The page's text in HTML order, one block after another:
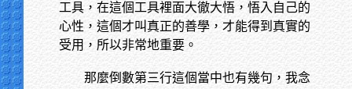
工具，在這個工具裡面大徹大悟，悟入自己的
心性，這個才叫真正的善學，才能得到真實的
受用，所以非常地重要。
那麼倒數第三行這個當中也有幾句，我念